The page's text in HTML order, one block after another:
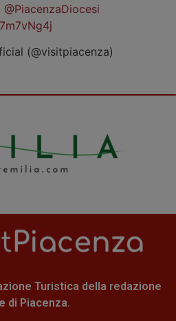
@PiacenzaDiocesi
(@visitpiacenza)
Turistica della redazione
di Piacenza.